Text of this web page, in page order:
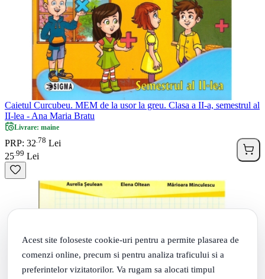
Acest site foloseste cookie-uri pentru a permite plasarea de
comenzi online, precum si pentru analiza traficului si a
preferintelor vizitatorilor. Va rugam sa alocati timpul
Caietul Curcubeu. MEM de la usor la greu. Clasa a II-a, semestrul al
II-lea - Ana Maria Bratu
Livrare: maine
PRP: 32 78 Lei
25 99 Lei